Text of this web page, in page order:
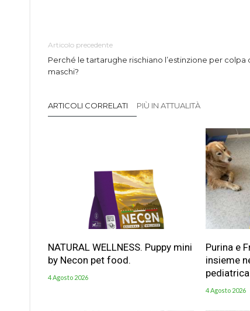
Articolo precedente
Perché le tartarughe rischiano l’estinzione per colpa
maschi?
ARTICOLI CORRELATI PIÙ IN ATTUALITÀ
NATURAL WELLNESS. Puppy mini
by Necon pet food.
4 Agosto 2026
Purina e
insieme
4 Agosto 2026